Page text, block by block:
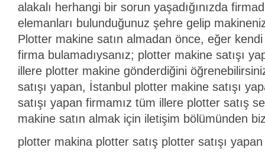
alakalı herhangi bir sorun yaşadığınızda
elemanları bulunduğunuz şehre gelip
Plotter makine satın almadan önce, eğer
firma bulamadıysanız; plotter makine satışı
illere plotter makine gönderdiğini
satışı yapan, İstanbul plotter makine satışı
satışı yapan firmamız tüm illere plotter satış
makine satın almak için iletişim bölümünden
plotter makina plotter satış plotter satışı